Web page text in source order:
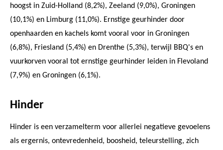
hoogst in Zuid-Holland (8,2%), Zeeland (9,0%), Groningen
(10,1%) en Limburg (11,0%). Ernstige geurhinder door
openhaarden en kachels komt vooral voor in Groningen
(6,8%), Friesland (5,4%) en Drenthe (5,3%), terwijl BBQ's en
vuurkorven vooral tot ernstige geurhinder leiden in Flevoland
(7,9%) en Groningen (6,1%).
Hinder
Hinder is een verzamelterm voor allerlei negatieve gevoelens
als ergernis, ontevredenheid, boosheid, teleurstelling, zich